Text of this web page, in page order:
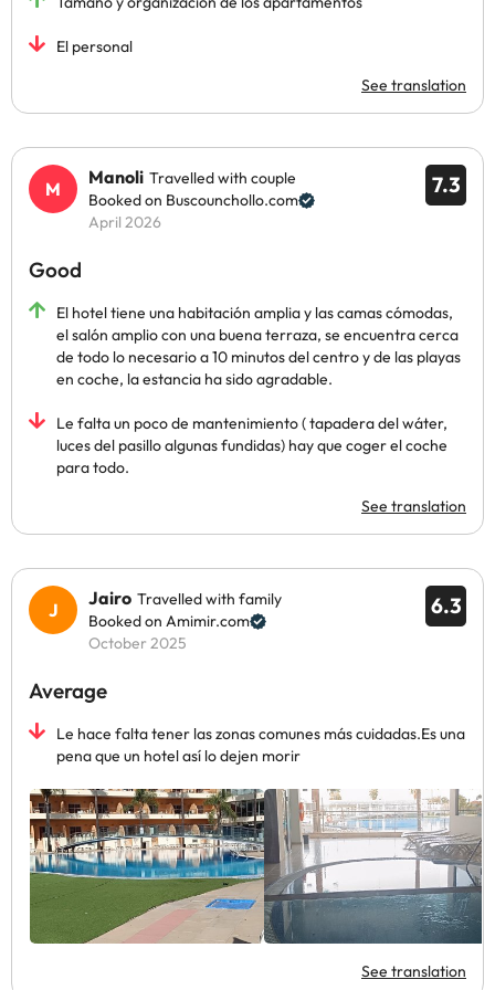
El personal
See translation
7.3
Manoli Travelled with couple
Booked on Buscounchollo.com
April 2026
Good
El hotel tiene una habitación amplia y las camas cómodas,
el salón amplio con una buena terraza, se encuentra cerca
de todo lo necesario a 10 minutos del centro y de las playas
en coche, la estancia ha sido agradable.
Le falta un poco de mantenimiento ( tapadera del wáter,
luces del pasillo algunas fundidas) hay que coger el coche
para todo.
See translation
6.3
Jairo Travelled with family
Booked on Amimir.com
October 2025
Average
Le hace falta tener las zonas comunes más cuidadas.Es una
pena que un hotel así lo dejen morir
See translation